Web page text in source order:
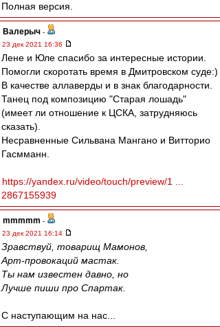
Полная версия.
Валерыч -
23 дек 2021 16:36
Лене и Юле спасибо за интересные истории.
Помогли скоротать время в Дмитровском суде:)
В качестве аллаверды и в знак благодарности.
Танец под композицию "Старая лошадь"
(имеет ли отношение к ЦСКА, затрудняюсь
сказать).
Несравненные Сильвана Мангано и Витторио
Гасмманн.
https://yandex.ru/video/touch/preview/1 ...
2867155939
mmmmm -
23 дек 2021 16:14
Зравствуй, товарищ Мамонов,
Арт-провокаций мастак.
Ты нам известен давно, но
Лучше пиши про Спартак.
С наступающим на нас...